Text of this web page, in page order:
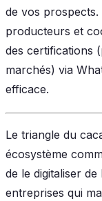
de vos
producteurs et
des certifications
marchés) via
efficace.
Le triangle du
écosystème
de le digitaliser
entreprises qui